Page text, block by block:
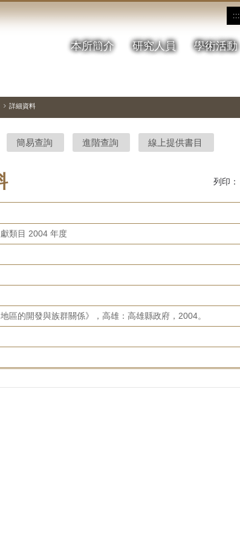
:::
本所簡介 研究人員 學術活動
詳細資料
簡易查詢 進階查詢 線上提供書目
列印：
類目 2004 年度
地區的開發與族群關係》，高雄：高雄縣政府，2004。